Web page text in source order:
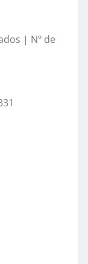
| Nº de